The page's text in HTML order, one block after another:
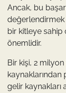
Ancak, bu
değerlendirmek
bir kitleye sahip
önemlidir.
Bir kişi, 2
kaynaklarından
gelir kaynakları